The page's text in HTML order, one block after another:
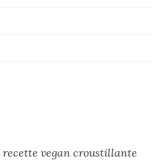
recette vegan croustillante